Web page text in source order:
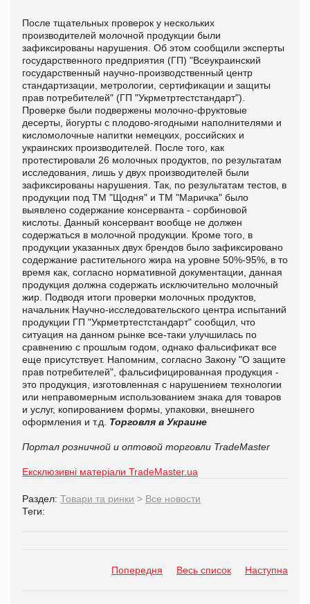
После тщательных проверок у нескольких
производителей молочной продукции были
зафиксированы нарушения. Об этом сообщили эксперты
государственного предприятия (ГП) "Всеукраинский
государственный научно-производственный центр
стандартизации, метрологии, сертификации и защиты
прав потребителей" (ГП "Укрметртестстандарт").
Проверке были подвержены молочно-фруктовые
десерты, йогурты с плодово-ягодными наполнителями и
кисломолочные напитки немецких, российских и
украинских производителей. После того, как
протестировали 26 молочных продуктов, по результатам
исследования, лишь у двух производителей были
зафиксированы нарушения. Так, по результатам тестов, в
продукции под ТМ "Щодня" и ТМ "Маричка" было
выявлено содержание консерванта - сорбиновой
кислоты. Данный консервант вообще не должен
содержаться в молочной продукции. Кроме того, в
продукции указанных двух брендов было зафиксировано
содержание растительного жира на уровне 50%-95%, в то
время как, согласно нормативной документации, данная
продукция должна содержать исключительно молочный
жир. Подводя итоги проверки молочных продуктов,
начальник Научно-исследовательского центра испытаний
продукции ГП "Укрметртестстандарт" сообщил, что
ситуация на данном рынке все-таки улучшилась по
сравнению с прошлым годом, однако фальсификат все
еще присутствует. Напомним, согласно Закону "О защите
прав потребителей", фальсифицированная продукция -
это продукция, изготовленная с нарушением технологии
или неправомерным использованием знака для товаров
и услуг, копированием формы, упаковки, внешнего
оформления и т.д. Торговля в Украине
Портал розничной и оптовой торговли TradeMaster
Ексклюзивні матеріали TradeMaster.ua
Раздел: Товари та ринки > Все новости
Теги:
Попередня Весь список Наступна